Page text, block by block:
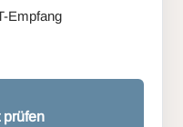
Empfang
prüfen